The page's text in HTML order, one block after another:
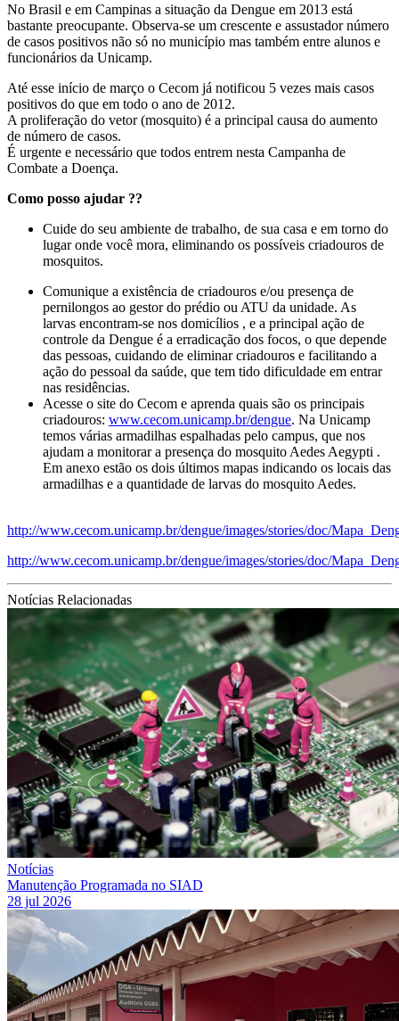
No Brasil e em Campinas a situação da Dengue em 2013 está
bastante preocupante. Observa-se um crescente e assustador número
de casos positivos não só no município mas também entre alunos e
funcionários da Unicamp.
Até esse início de março o Cecom já notificou 5 vezes mais casos
positivos do que em todo o ano de 2012.
A proliferação do vetor (mosquito) é a principal causa do aumento
de número de casos.
É urgente e necessário que todos entrem nesta Campanha de
Combate a Doença.
Como posso ajudar ??
Cuide do seu ambiente de trabalho, de sua casa e em torno do
lugar onde você mora, eliminando os possíveis criadouros de
mosquitos.
Comunique a existência de criadouros e/ou presença de
pernilongos ao gestor do prédio ou ATU da unidade. As
larvas encontram-se nos domicílios , e a principal ação de
controle da Dengue é a erradicação dos focos, o que depende
das pessoas, cuidando de eliminar criadouros e facilitando a
ação do pessoal da saúde, que tem tido dificuldade em entrar
nas residências.
Acesse o site do Cecom e aprenda quais são os principais
criadouros: www.cecom.unicamp.br/dengue. Na Unicamp
temos várias armadilhas espalhadas pelo campus, que nos
ajudam a monitorar a presença do mosquito Aedes Aegypti .
Em anexo estão os dois últimos mapas indicando os locais das
armadilhas e a quantidade de larvas do mosquito Aedes.
http://www.cecom.unicamp.br/dengue/images/stories/doc/
http://www.cecom.unicamp.br/dengue/images/stories/doc/
Notícias Relacionadas
Notícias
Manutenção Programada no SIAD
28 jul 2026